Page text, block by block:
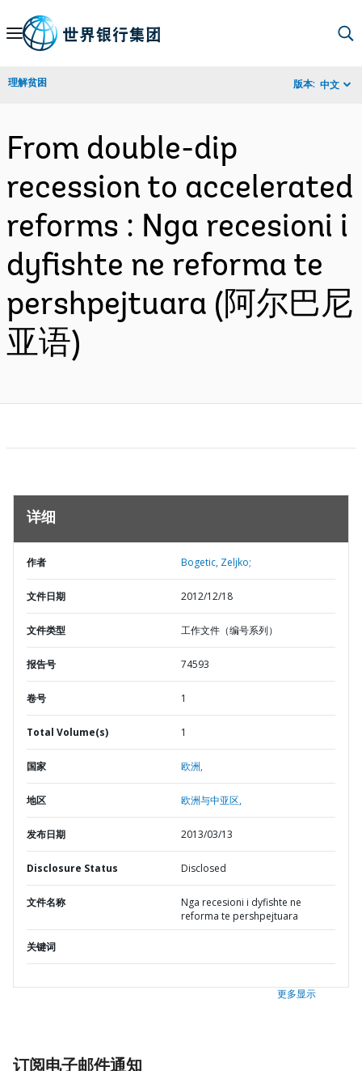
Skip
Navigation
理解贫困 版本: 中文
From double-dip
recession to accelerated
reforms : Nga recesioni i
dyfishte ne reforma te
pershpejtuara (阿尔巴尼
亚语)
详细
作者 Bogetic, Zeljko;
文件日期 2012/12/18
文件类型 工作文件（编号系列）
报告号 74593
卷号 1
Total Volume(s) 1
国家 欧洲,
地区 欧洲与中亚区,
发布日期 2013/03/13
Disclosure Status Disclosed
文件名称
Nga recesioni i dyfishte ne
reforma te pershpejtuara
关键词
更多显示
订阅电子邮件通知